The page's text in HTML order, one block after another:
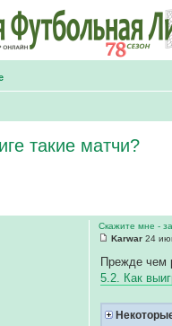
такие матчи?
Скажите мне -
Karwar 24
Прежде чем
5.2. Как